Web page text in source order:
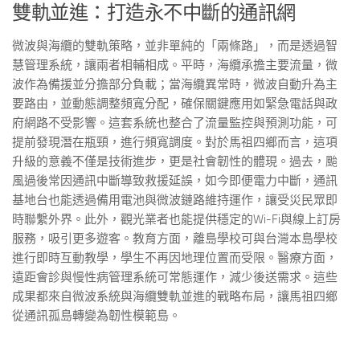
雙軌並進：打造永不中斷的通訊網
微波與海纜的雙軌策略，並非單純的「兩條路」，而是透過智
慧管理系統，讓兩者相輔相成。平時，海纜承擔主要流量，微
波作為備援並分擔部分負載；當海纜異常時，微波自動升為主
要路由，並動態調整頻寬分配，確保關鍵應用如緊急電話與政
府網路不受影響。這套系統也整合了流量監控與預測功能，可
提前發現潛在瓶頸，進行頻寬調度。對於馬祖四鄉而言，這項
升級的意義不僅是技術進步，更是社會韌性的體現。過去，颱
風過後常因通訊中斷導致救援延誤，如今即便電力中斷，通訊
基地台也能透過備用電池與微波鏈路維持運作，讓受災民眾即
時聯繫外界。此外，觀光業者也能提供穩定的Wi-Fi與線上訂房
服務，吸引更多遊客。教育方面，離島學校可與台灣本島學校
進行即時互動教學，學生不再因地理位置而受限。醫療方面，
遠距會診與慢性病管理系統可常態運作，減少後送需求。這些
成果都來自微波系統與海纜雙軌並進的戰略布局，讓馬祖四鄉
從通訊孤島轉變為韌性模範島。